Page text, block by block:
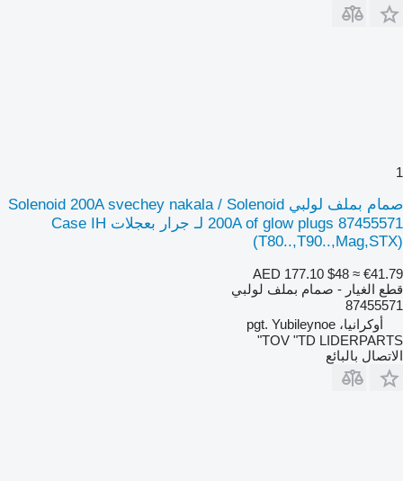
1
صمام بملف لولبي Solenoid 200A svechey nakala / Solenoid
200A of glow plugs 87455571 لـ جرار بعجلات Case IH
(T80..,T90..,Mag,STX)
AED 177.10 $48 ≈ €41.79
قطع الغيار - صمام بملف لولبي
87455571
أوكرانيا، pgt. Yubileynoe
TOV "TD LIDERPARTS"
الاتصال بالبائع